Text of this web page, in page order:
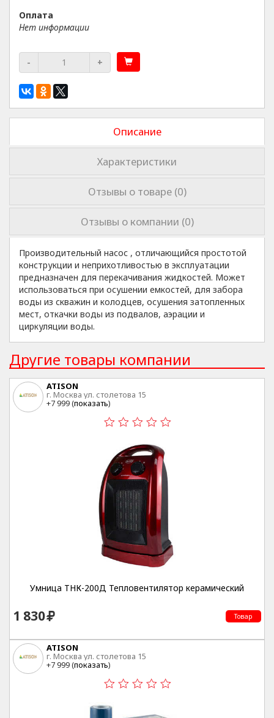
Оплата
Нет информации
- +
Описание
Характеристики
Отзывы о товаре (0)
Отзывы о компании (0)
Производительный насос , отличающийся простотой
конструкции и неприхотливостью в эксплуатации
предназначен для перекачивания жидкостей. Может
использоваться при осушении емкостей, для забора
воды из скважин и колодцев, осушения затопленных
мест, откачки воды из подвалов, аэрации и
циркуляции воды.
Другие товары компании
ATISON
г. Москва ул. столетова 15
+7 999 (показать)
Умница ТНК-200Д Тепловентилятор керамический
1 830 Товар
ATISON
г. Москва ул. столетова 15
+7 999 (показать)